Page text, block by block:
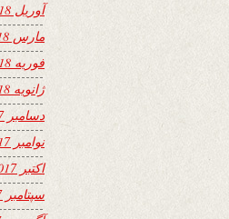
آوریل 2018
مارس 2018
فوریه 2018
ژانویه 2018
دسامبر 2017
نوامبر 2017
اکتبر 2017
سپتامبر 2017